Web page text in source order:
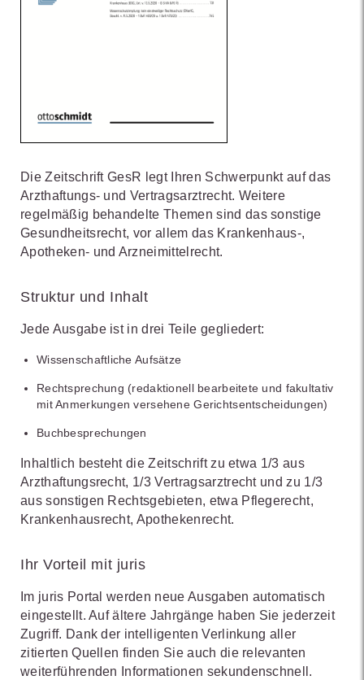
Die Zeitschrift GesR legt Ihren Schwerpunkt auf das
Arzthaftungs- und Vertragsarztrecht. Weitere
regelmäßig behandelte Themen sind das sonstige
Gesundheitsrecht, vor allem das Krankenhaus-,
Apotheken- und Arzneimittelrecht.
Struktur und Inhalt
Jede Ausgabe ist in drei Teile gegliedert:
Wissenschaftliche Aufsätze
Rechtsprechung (redaktionell bearbeitete und fakultativ
mit Anmerkungen versehene Gerichtsentscheidungen)
Buchbesprechungen
Inhaltlich besteht die Zeitschrift zu etwa 1/3 aus
Arzthaftungsrecht, 1/3 Vertragsarztrecht und zu 1/3
aus sonstigen Rechtsgebieten, etwa Pflegerecht,
Krankenhausrecht, Apothekenrecht.
Ihr Vorteil mit juris
Im juris Portal werden neue Ausgaben automatisch
eingestellt. Auf ältere Jahrgänge haben Sie jederzeit
Zugriff. Dank der intelligenten Verlinkung aller
zitierten Quellen finden Sie auch die relevanten
weiterführenden Informationen sekundenschnell.